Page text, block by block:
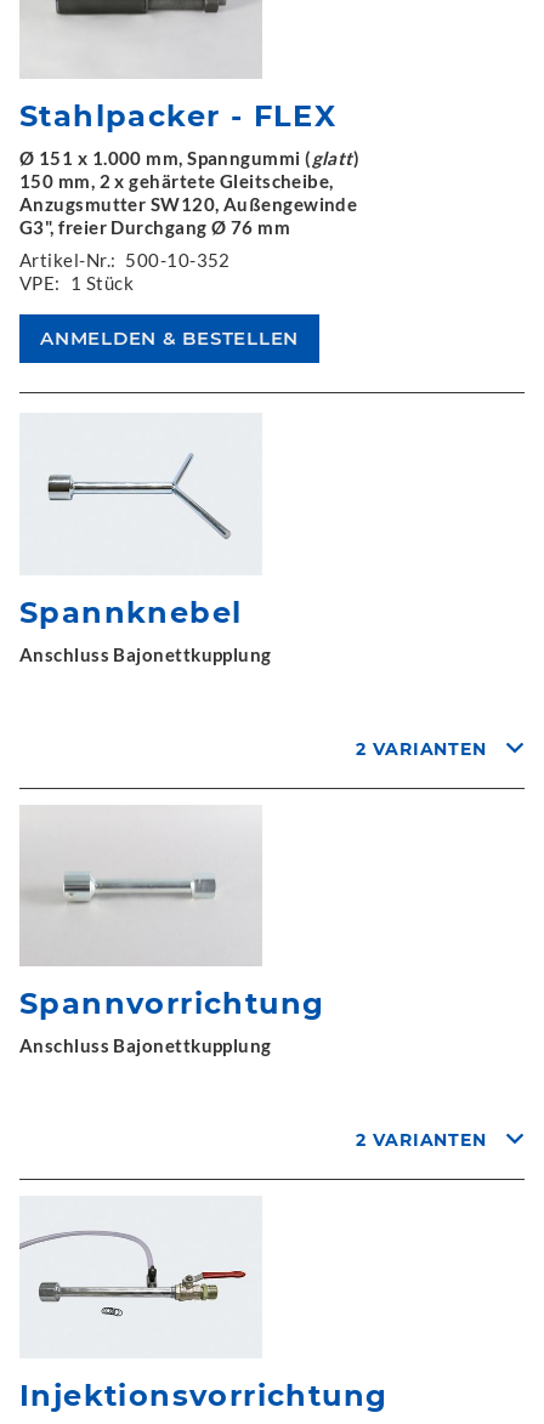
Stahlpacker - FLEX
Ø 151 x 1.000 mm, Spanngummi (glatt)
150 mm, 2 x gehärtete Gleitscheibe,
Anzugsmutter SW120, Außengewinde
G3", freier Durchgang Ø 76 mm
Artikel-Nr.: 500-10-352
VPE:
1 Stück
Spannknebel
Anschluss Bajonettkupplung
2 VARIANTEN
Spannvorrichtung
Anschluss Bajonettkupplung
2 VARIANTEN
Injektionsvorrichtung